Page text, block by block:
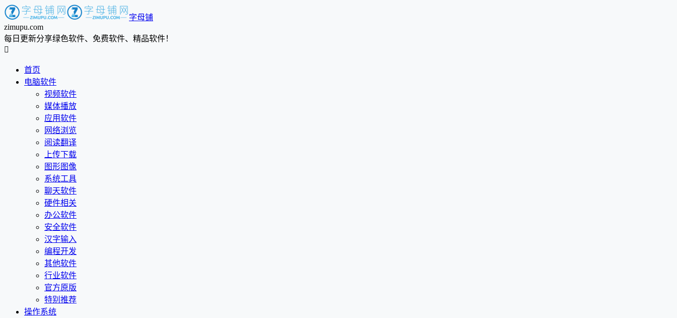
字母铺
zimupu.com
每日更新分享绿色软件、免费软件、精品软件！

首页
电脑软件
视频软件
媒体播放
应用软件
网络浏览
阅读翻译
上传下载
图形图像
系统工具
聊天软件
硬件相关
办公软件
安全软件
汉字输入
编程开发
其他软件
行业软件
官方原版
特别推荐
操作系统